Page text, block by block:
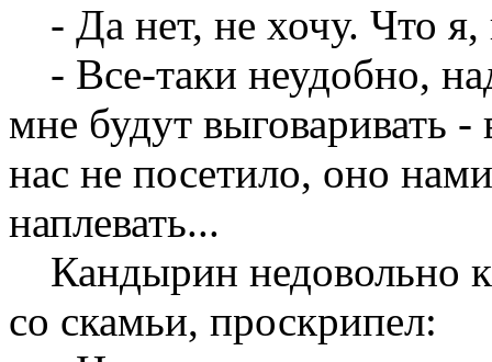
- Да нет, не хочу. Что
- Все-таки неудобно,
мне будут выговаривать -
нас не посетило, оно
наплевать...
Кандырин недовольно
со скамьи, проскрипел: